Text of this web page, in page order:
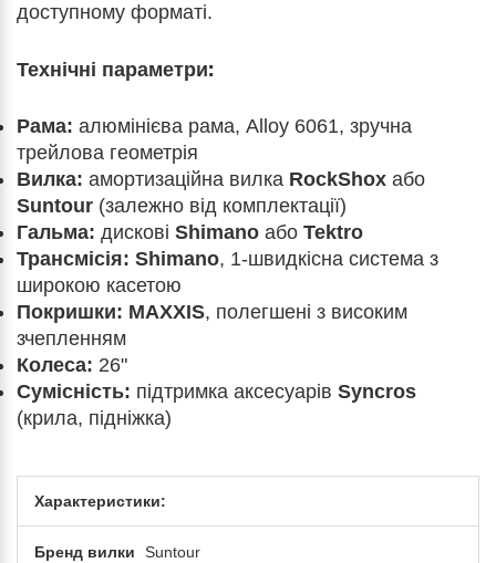
доступному форматі.
Технічні параметри:
Рама: алюмінієва рама, Alloy 6061, зручна
трейлова геометрія
Вилка: амортизаційна вилка RockShox або
Suntour (залежно від комплектації)
Гальма: дискові Shimano або Tektro
Трансмісія: Shimano, 1-швидкісна система з
широкою касетою
Покришки: MAXXIS, полегшені з високим
зчепленням
Колеса: 26"
Сумісність: підтримка аксесуарів Syncros
(крила, підніжка)
Характеристики:
Бренд вилки Suntour